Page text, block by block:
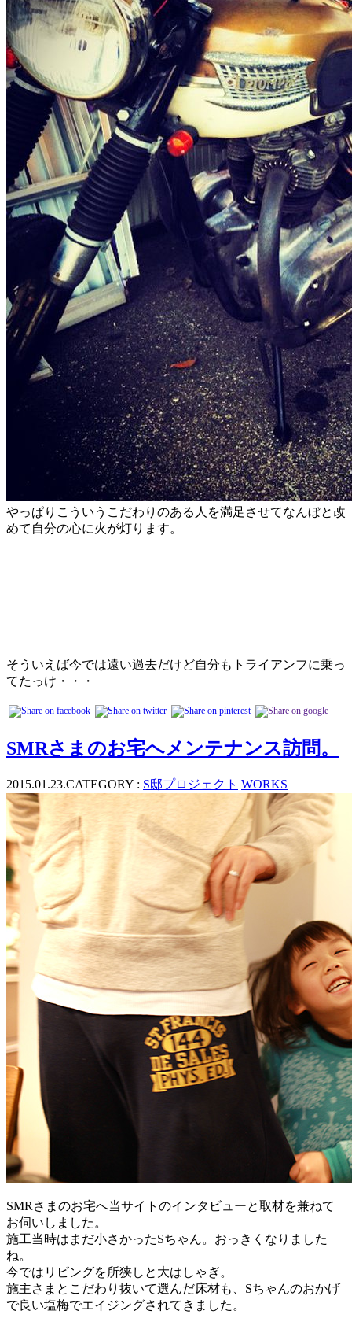
やっぱりこういうこだわりのある人を満足させてなんぼと改
めて自分の心に火が灯ります。
そういえば今では遠い過去だけど自分もトライアンフに乗っ
てたっけ・・・
SMRさまのお宅へメンテナンス訪問。
2015.01.23.CATEGORY : S邸プロジェクト WORKS
SMRさまのお宅へ当サイトのインタビューと取材を兼ねて
お伺いしました。
施工当時はまだ小さかったSちゃん。おっきくなりました
ね。
今ではリビングを所狭しと大はしゃぎ。
施主さまとこだわり抜いて選んだ床材も、Sちゃんのおかげ
で良い塩梅でエイジングされてきました。